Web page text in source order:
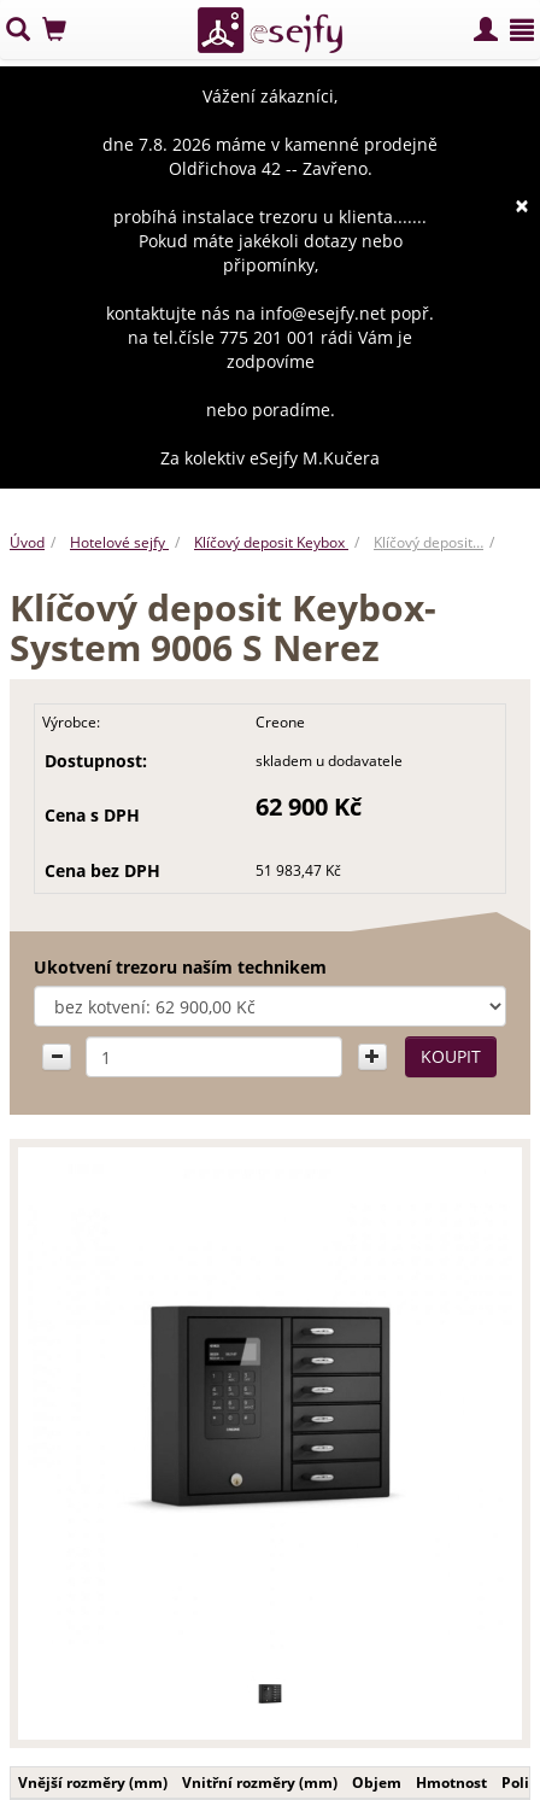
×
Vážení zákazníci,
dne 7.8. 2026 máme v kamenné prodejně
Oldřichova 42 -- Zavřeno.
probíhá instalace trezoru u klienta.......
Pokud máte jakékoli dotazy nebo
připomínky,
kontaktujte nás na info@esejfy.net popř.
na tel.čísle 775 201 001 rádi Vám je
zodpovíme
nebo poradíme.
Za kolektiv eSejfy M.Kučera
Úvod Hotelové sejfy Klíčový deposit Keybox Klíčový deposit…
Klíčový deposit Keybox-
System 9006 S Nerez
Výrobce: Creone
Dostupnost: skladem u dodavatele
Cena s DPH 62 900 Kč
Cena bez DPH 51 983,47 Kč
Ukotvení trezoru naším technikem
Vnější rozměry (mm) Vnitřní rozměry (mm) Objem Hmotnost